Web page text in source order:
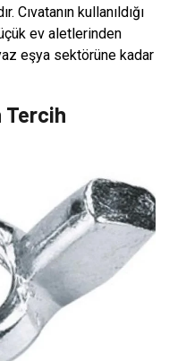
Cıvatanın kullanıldığı
ev aletlerinden
eşya sektörüne kadar
Tercih